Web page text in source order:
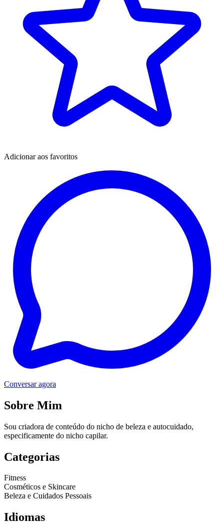
Adicionar aos favoritos
Conversar agora
Sobre Mim
Sou criadora de conteúdo do nicho de beleza e autocuidado,
especificamente do nicho capilar.
Categorias
Fitness
Cosméticos e Skincare
Beleza e Cuidados Pessoais
Idiomas